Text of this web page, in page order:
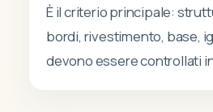
È il criterio principale:
bordi, rivestimento, base,
devono essere controllati